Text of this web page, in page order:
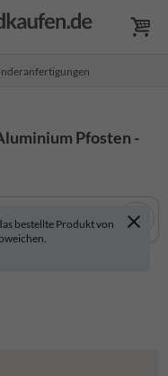
Pfosten -
bestellte Produkt von